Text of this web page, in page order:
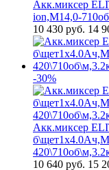
Акк.миксер
ion,М14,0-
10 430 руб. 14
-30%
Акк.миксер
10 640 руб. 15